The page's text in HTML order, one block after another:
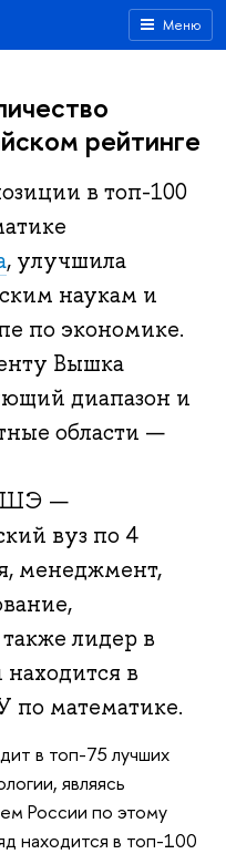
Меню
рейтинге
в топ-100
,​ улучшила
наукам и
по экономике.
Вышка
диапазон и
области —
—
вуз по 4
менеджмент,
лидер в
в
по математике.
в топ-75 лучших
являясь
России по этому
находится в топ-100